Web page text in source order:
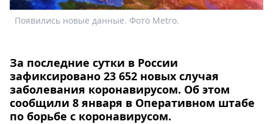
Спецпроекты
Звезды
Скачай
Metro
Появились новые данные. Фото Metro.
За последние сутки в России
зафиксировано 23 652 новых случая
заболевания коронавирусом. Об этом
сообщили 8 января в Оперативном штабе
по борьбе с коронавирусом.